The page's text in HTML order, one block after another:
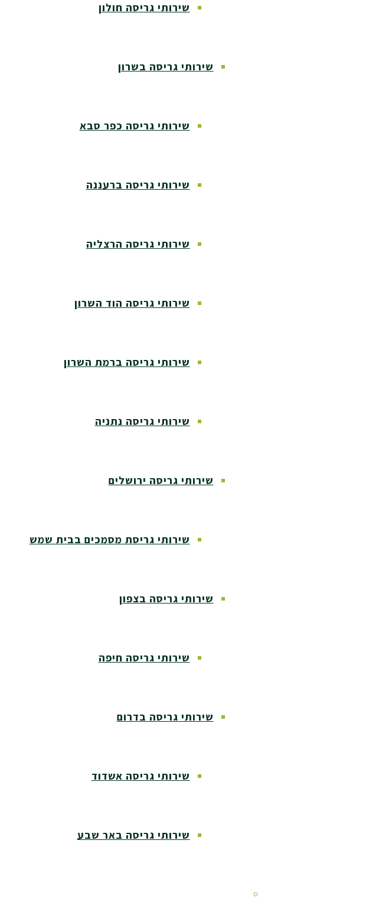
שירותי גריסה חולון
שירותי גריסה בשרון
שירותי גריסה כפר סבא
שירותי גריסה ברעננה
שירותי גריסה הרצליה
שירותי גריסה הוד השרון
שירותי גריסה ברמת השרון
שירותי גריסה נתניה
שירותי גריסה ירושלים
שירותי גריסת מסמכים בבית שמש
שירותי גריסה בצפון
שירותי גריסה חיפה
שירותי גריסה בדרום
שירותי גריסה אשדוד
שירותי גריסה באר שבע